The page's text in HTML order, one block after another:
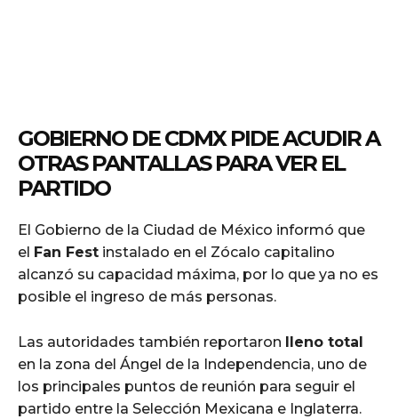
GOBIERNO DE CDMX PIDE ACUDIR A
OTRAS PANTALLAS PARA VER EL
PARTIDO
El Gobierno de la Ciudad de México informó que
el Fan Fest instalado en el Zócalo capitalino
alcanzó su capacidad máxima, por lo que ya no es
posible el ingreso de más personas.
Las autoridades también reportaron lleno total
en la zona del Ángel de la Independencia, uno de
los principales puntos de reunión para seguir el
partido entre la Selección Mexicana e Inglaterra.